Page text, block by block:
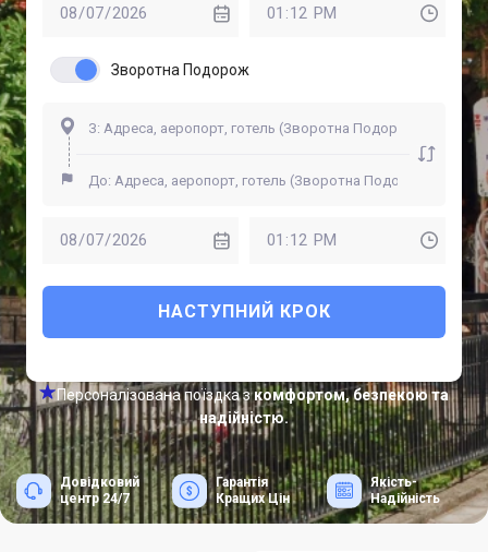
Зворотна Подорож
НАСТУПНИЙ КРОК
Персоналізована поїздка з комфортом, безпекою та
надійністю.
Довідковий
центр 24/7
Гарантія
Кращих Цін
Якість-
Надійність